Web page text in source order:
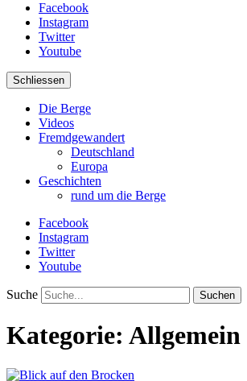
Facebook
Instagram
Twitter
Youtube
Schliessen
Die Berge
Videos
Fremdgewandert
Deutschland
Europa
Geschichten
rund um die Berge
Facebook
Instagram
Twitter
Youtube
Suche
Kategorie: Allgemein